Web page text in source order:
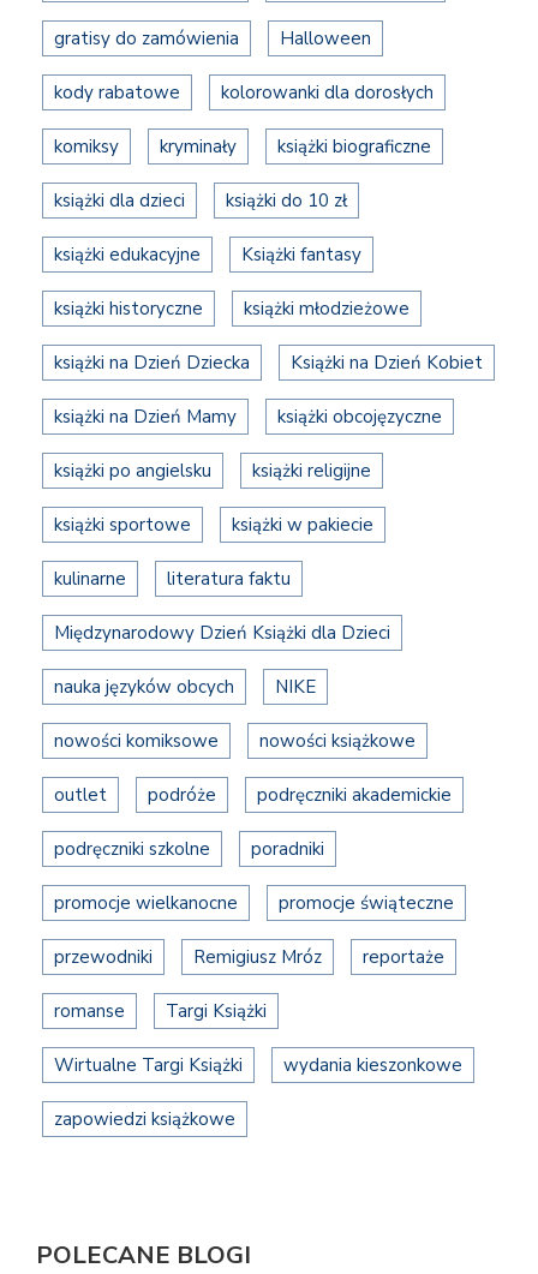
gratisy do zamówienia Halloween
kody rabatowe kolorowanki dla dorosłych
komiksy kryminały książki biograficzne
książki dla dzieci książki do 10 zł
książki edukacyjne Książki fantasy
książki historyczne książki młodzieżowe
książki na Dzień Dziecka Książki na Dzień Kobiet
książki na Dzień Mamy książki obcojęzyczne
książki po angielsku książki religijne
książki sportowe książki w pakiecie
kulinarne literatura faktu
Międzynarodowy Dzień Książki dla Dzieci
nauka języków obcych NIKE
nowości komiksowe nowości książkowe
outlet podróże podręczniki akademickie
podręczniki szkolne poradniki
promocje wielkanocne promocje świąteczne
przewodniki Remigiusz Mróz reportaże
romanse Targi Książki
Wirtualne Targi Książki wydania kieszonkowe
zapowiedzi książkowe
POLECANE BLOGI